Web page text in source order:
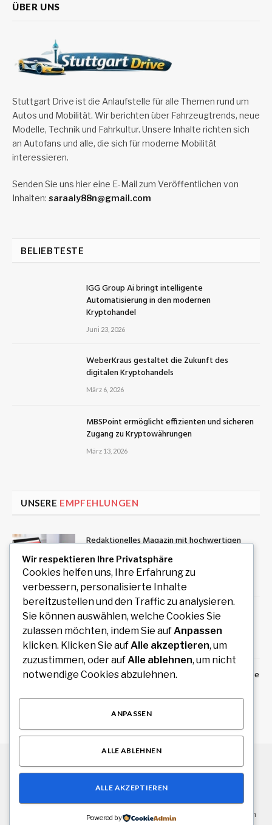
ÜBER UNS
Stuttgart Drive ist die Anlaufstelle für alle Themen rund um
Autos und Mobilität. Wir berichten über Fahrzeugtrends, neue
Modelle, Technik und Fahrkultur. Unsere Inhalte richten sich
an Autofans und alle, die sich für moderne Mobilität
interessieren.
Senden Sie uns hier eine E-Mail zum Veröffentlichen von
Inhalten: saraaly88n@gmail.com
BELIEBTESTE
IGG Group Ai bringt intelligente
Automatisierung in den modernen
Kryptohandel
Juni 23, 2026
WeberKraus gestaltet die Zukunft des
digitalen Kryptohandels
März 6, 2026
MBSPoint ermöglicht effizienten und sicheren
Zugang zu Kryptowährungen
März 13, 2026
UNSERE EMPFEHLUNGEN
Redaktionelles Magazin mit hochwertigen
Artikeln zu Politik, Wirtschaft, Technologie,
Kultur und Gesellschaft
August 4, 2026
STIG ROCK Bewertung Erfahrungen mit dem
Diamanten Investment
August 4, 2026
Stundenrechner online: Stunden, Minuten, Tage
© 2026 Alle Rechte vorbehalten.Stuttgart Drive
Haftung für Inhalte
Datenschutzerklärung Impressum
Wir respektieren Ihre Privatsphäre
Cookies helfen uns, Ihre Erfahrung zu
verbessern, personalisierte Inhalte
bereitzustellen und den Traffic zu analysieren.
Sie können auswählen, welche Cookies Sie
zulassen möchten, indem Sie aufAnpassen
klicken. Klicken Sie aufAlle akzeptieren, um
zuzustimmen, oder aufAlle ablehnen, um nicht
notwendige Cookies abzulehnen.
ANPASSEN
ALLE ABLEHNEN
ALLE AKZEPTIEREN
Powered by